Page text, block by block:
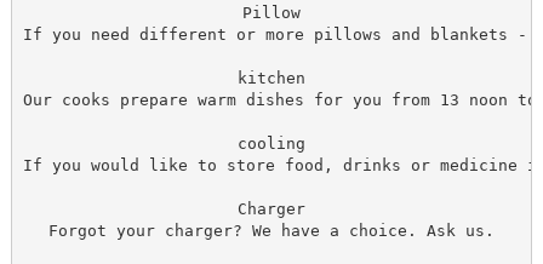
Pillow
If you need different or more pillows and blankets -
kitchen
Our cooks prepare warm dishes for you from 13 noon
cooling
If you would like to store food, drinks or medicine
Charger
Forgot your charger? We have a choice. Ask us.